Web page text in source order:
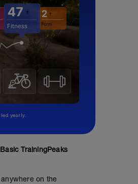
yearly.
TrainingPeaks
on the